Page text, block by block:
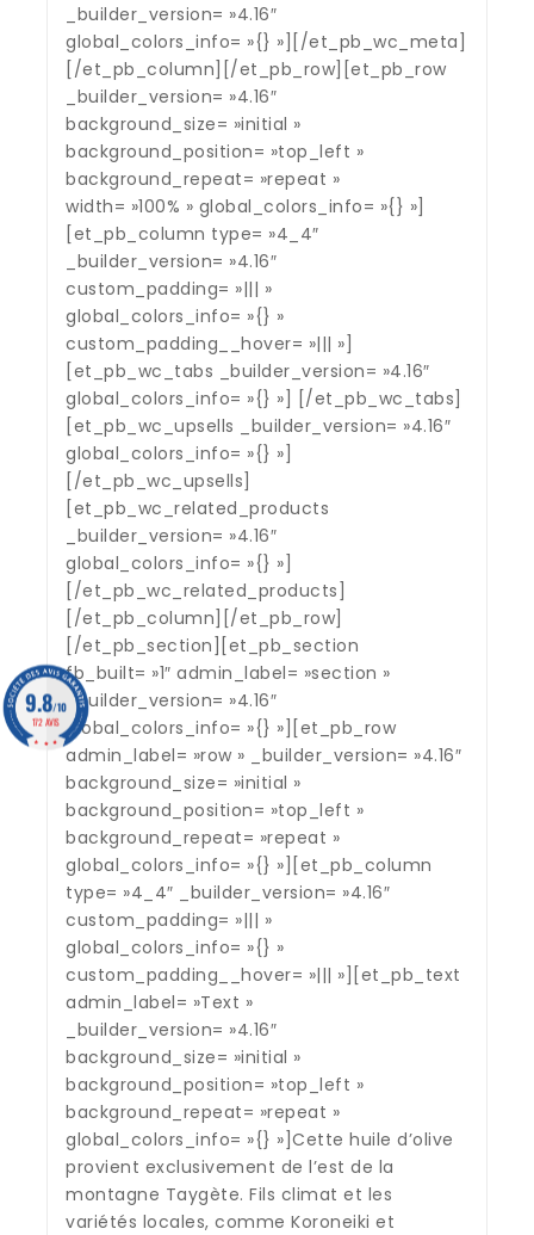
_builder_version= »4.16″
global_colors_info= »{} »][/et_pb_wc_meta]
[/et_pb_column][/et_pb_row][et_pb_row
_builder_version= »4.16″
background_size= »initial »
background_position= »top_left »
background_repeat= »repeat »
width= »100% » global_colors_info= »{} »]
[et_pb_column type= »4_4″
_builder_version= »4.16″
custom_padding= »||| »
global_colors_info= »{} »
custom_padding__hover= »||| »]
[et_pb_wc_tabs _builder_version= »4.16″
global_colors_info= »{} »] [/et_pb_wc_tabs]
[et_pb_wc_upsells _builder_version= »4.16″
global_colors_info= »{} »]
[/et_pb_wc_upsells]
[et_pb_wc_related_products
_builder_version= »4.16″
global_colors_info= »{} »]
[/et_pb_wc_related_products]
[/et_pb_column][/et_pb_row]
[/et_pb_section][et_pb_section
fb_built= »1″ admin_label= »section »
_builder_version= »4.16″
global_colors_info= »{} »][et_pb_row
admin_label= »row » _builder_version= »4.16″
background_size= »initial »
background_position= »top_left »
background_repeat= »repeat »
global_colors_info= »{} »][et_pb_column
type= »4_4″ _builder_version= »4.16″
custom_padding= »||| »
global_colors_info= »{} »
custom_padding__hover= »||| »][et_pb_text
admin_label= »Text »
_builder_version= »4.16″
background_size= »initial »
background_position= »top_left »
background_repeat= »repeat »
global_colors_info= »{} »]Cette huile d’olive
provient exclusivement de l’est de la
montagne Taygète. Fils climat et les
variétés locales, comme Koroneiki et
9.8/10
172 AVIS